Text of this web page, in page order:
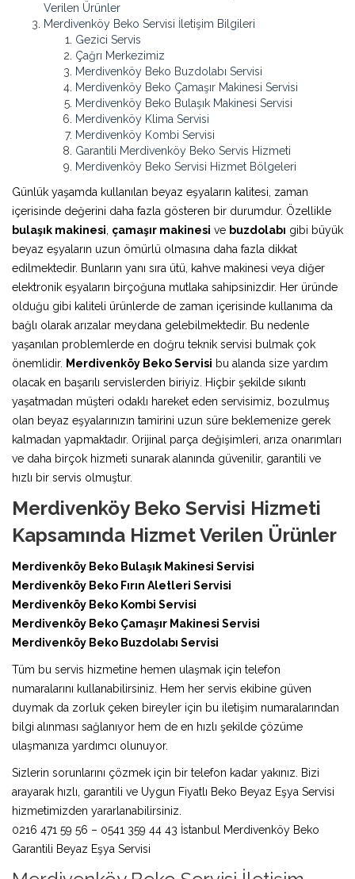
Verilen Ürünler
Merdivenköy Beko Servisi İletişim Bilgileri
Gezici Servis
Çağrı Merkezimiz
Merdivenköy Beko Buzdolabı Servisi
Merdivenköy Beko Çamaşır Makinesi Servisi
Merdivenköy Beko Bulaşık Makinesi Servisi
Merdivenköy Klima Servisi
Merdivenköy Kombi Servisi
Garantili Merdivenköy Beko Servis Hizmeti
Merdivenköy Beko Servisi Hizmet Bölgeleri
Günlük yaşamda kullanılan beyaz eşyaların kalitesi, zaman
içerisinde değerini daha fazla gösteren bir durumdur. Özellikle
bulaşık makinesi çamaşır makinesi ve buzdolabı gibi büyük
beyaz eşyaların uzun ömürlü olmasına daha fazla dikkat
edilmektedir. Bunların yanı sıra ütü, kahve makinesi veya diğer
elektronik eşyaların birçoğuna mutlaka sahipsinizdir. Her üründe
olduğu gibi kaliteli ürünlerde de zaman içerisinde kullanıma da
bağlı olarak arızalar meydana gelebilmektedir. Bu nedenle
yaşanılan problemlerde en doğru teknik servisi bulmak çok
önemlidir. Merdivenköy Beko Servisi bu alanda size yardım
olacak en başarılı servislerden biriyiz. Hiçbir şekilde sıkıntı
yaşatmadan müşteri odaklı hareket eden servisimiz, bozulmuş
olan beyaz eşyalarınızın tamirini uzun süre beklemenize gerek
kalmadan yapmaktadır. Orijinal parça değişimleri, arıza onarımları
ve daha birçok hizmeti sunarak alanında güvenilir, garantili ve
hızlı bir servis olmuştur.
Merdivenköy Beko Servisi Hizmeti
Kapsamında Hizmet Verilen Ürünler
Merdivenköy Beko Bulaşık Makinesi Servisi
Merdivenköy Beko Fırın Aletleri Servisi
Merdivenköy Beko Kombi Servisi
Merdivenköy Beko Çamaşır Makinesi Servisi
Merdivenköy Beko Buzdolabı Servisi
Tüm bu servis hizmetine hemen ulaşmak için telefon
numaralarını kullanabilirsiniz. Hem her servis ekibine güven
duymak da zorluk çeken bireyler için bu iletişim numaralarından
bilgi alınması sağlanıyor hem de en hızlı şekilde çözüme
ulaşmanıza yardımcı olunuyor.
Sizlerin sorunlarını çözmek için bir telefon kadar yakınız. Bizi
arayarak hızlı, garantili ve Uygun Fiyatlı Beko Beyaz Eşya Servisi
hizmetimizden yararlanabilirsiniz.
0216 471 59 56 – 0541 359 44 43 İstanbul Merdivenköy Beko
Garantili Beyaz Eşya Servisi